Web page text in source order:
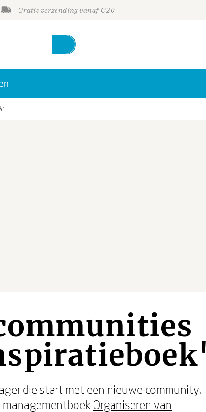
Gratis verzending vanaf €20
die start met een nieuwe community.
Organiseren van
Personen